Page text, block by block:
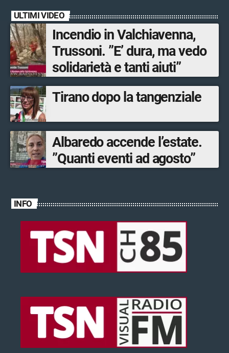
musica dal vivo
ULTIMI VIDEO
Incendio in Valchiavenna,
Trussoni. ”E’ dura, ma vedo
solidarietà e tanti aiuti”
Tirano dopo la tangenziale
Albaredo accende l’estate.
”Quanti eventi ad agosto”
INFO